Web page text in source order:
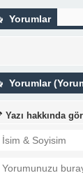
Yorumlar
Yorumlar
Yazı hakkında